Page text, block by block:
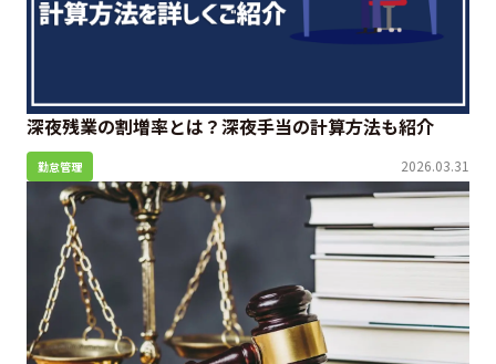
深夜残業の割増率とは？深夜手当の計算方法も紹介
勤怠管理 2026.03.31